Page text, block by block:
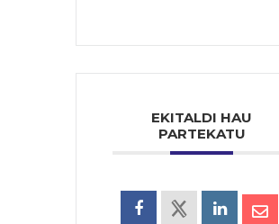
EKITALDI HAU
PARTEKATU